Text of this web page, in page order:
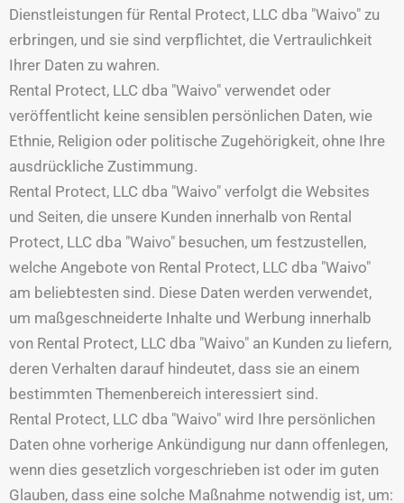
Dienstleistungen für Rental Protect, LLC dba "Waivo" zu
erbringen, und sie sind verpflichtet, die Vertraulichkeit
Ihrer Daten zu wahren.
Rental Protect, LLC dba "Waivo" verwendet oder
veröffentlicht keine sensiblen persönlichen Daten, wie
Ethnie, Religion oder politische Zugehörigkeit, ohne Ihre
ausdrückliche Zustimmung.
Rental Protect, LLC dba "Waivo" verfolgt die Websites
und Seiten, die unsere Kunden innerhalb von Rental
Protect, LLC dba "Waivo" besuchen, um festzustellen,
welche Angebote von Rental Protect, LLC dba "Waivo"
am beliebtesten sind. Diese Daten werden verwendet,
um maßgeschneiderte Inhalte und Werbung innerhalb
von Rental Protect, LLC dba "Waivo" an Kunden zu liefern,
deren Verhalten darauf hindeutet, dass sie an einem
bestimmten Themenbereich interessiert sind.
Rental Protect, LLC dba "Waivo" wird Ihre persönlichen
Daten ohne vorherige Ankündigung nur dann offenlegen,
wenn dies gesetzlich vorgeschrieben ist oder im guten
Glauben, dass eine solche Maßnahme notwendig ist, um: